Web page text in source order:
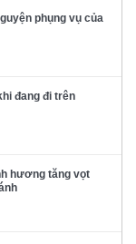
phụng vụ của
đang đi trên
hương tăng vọt